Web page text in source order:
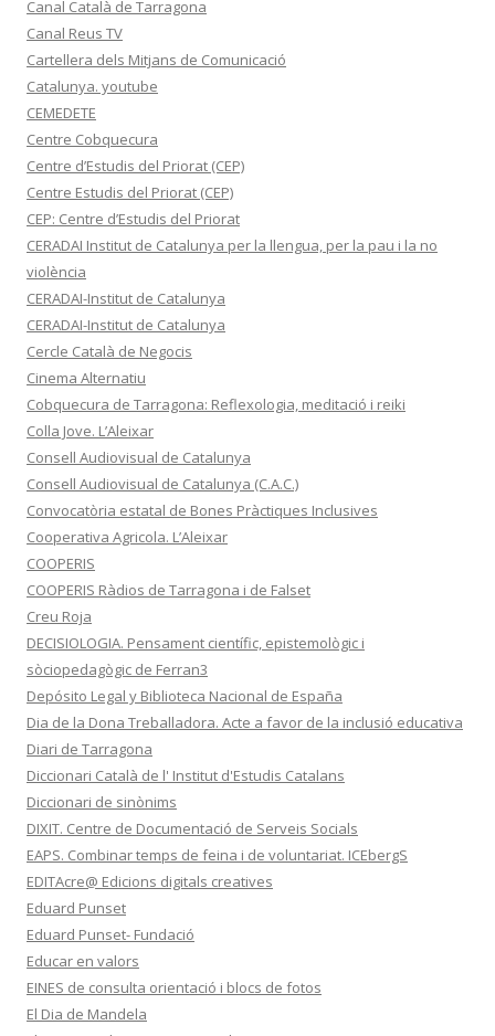
Canal Català de Tarragona
Canal Reus TV
Cartellera dels Mitjans de Comunicació
Catalunya. youtube
CEMEDETE
Centre Cobquecura
Centre d’Estudis del Priorat (CEP)
Centre Estudis del Priorat (CEP)
CEP: Centre d’Estudis del Priorat
CERADAI Institut de Catalunya per la llengua, per la pau i la no
violència
CERADAI-Institut de Catalunya
CERADAI-Institut de Catalunya
Cercle Català de Negocis
Cinema Alternatiu
Cobquecura de Tarragona: Reflexologia, meditació i reiki
Colla Jove. L’Aleixar
Consell Audiovisual de Catalunya
Consell Audiovisual de Catalunya (C.A.C.)
Convocatòria estatal de Bones Pràctiques Inclusives
Cooperativa Agricola. L’Aleixar
COOPERIS
COOPERIS Ràdios de Tarragona i de Falset
Creu Roja
DECISIOLOGIA. Pensament científic, epistemològic i
sòciopedagògic de Ferran3
Depósito Legal y Biblioteca Nacional de España
Dia de la Dona Treballadora. Acte a favor de la inclusió educativa
Diari de Tarragona
Diccionari Català de l' Institut d'Estudis Catalans
Diccionari de sinònims
DIXIT. Centre de Documentació de Serveis Socials
EAPS. Combinar temps de feina i de voluntariat. ICEbergS
EDITAcre@ Edicions digitals creatives
Eduard Punset
Eduard Punset- Fundació
Educar en valors
EINES de consulta orientació i blocs de fotos
El Dia de Mandela